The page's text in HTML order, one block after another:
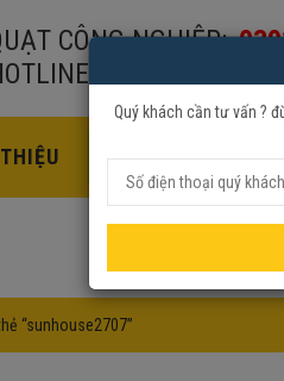
CÔNG NGHIỆP:
SẢN PHẨM QUẠT
“sunhouse2707”
Quý khách cần tư vấn ?